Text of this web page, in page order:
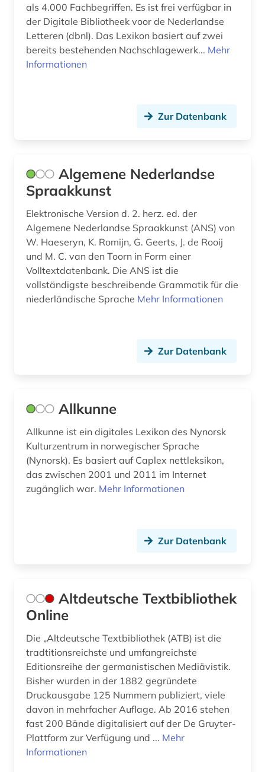
diplom (1)
discovery service (1)
dresden (2)
druck (1)
druckwerk (4)
dänemark (22)
dänisch (39)
e.t.a. (1)
editionsphilologie (1)
eichstätt (1)
elektronische publikation (1)
elektronisches buch (30)
elfriede (1)
elvish (1)
emigration (1)
empfindsamkeit (2)
eneasroman (2)
als 4.000 Fachbegriffen. Es ist frei verfügbar in
der Digitale Bibliotheek voor de Nederlandse
Letteren (dbnl). Das Lexikon basiert auf zwei
bereits bestehenden Nachschlagewerk... Mehr
Informationen
Zur Datenbank
Algemene Nederlandse
Spraakkunst
Elektronische Version d. 2. herz. ed. der
Algemene Nederlandse Spraakkunst (ANS) von
W. Haeseryn, K. Romijn, G. Geerts, J. de Rooij
und M. C. van den Toorn in Form einer
Volltextdatenbank. Die ANS ist die
vollständigste beschreibende Grammatik für die
niederländische Sprache Mehr Informationen
Zur Datenbank
Allkunne
Allkunne ist ein digitales Lexikon des Nynorsk
Kulturzentrum in norwegischer Sprache
(Nynorsk). Es basiert auf Caplex nettleksikon,
das zwischen 2001 und 2011 im Internet
zugänglich war. Mehr Informationen
Zur Datenbank
Altdeutsche Textbibliothek
Online
Die „Altdeutsche Textbibliothek (ATB) ist die
tradtitionsreichste und umfangreichste
Editionsreihe der germanistischen Mediävistik.
Bisher wurden in der 1882 gegründete
Druckausgabe 125 Nummern publiziert, viele
davon in mehrfacher Auflage. Ab 2016 stehen
fast 200 Bände digitalisiert auf der De Gruyter-
Plattform zur Verfügung und ... Mehr
Informationen